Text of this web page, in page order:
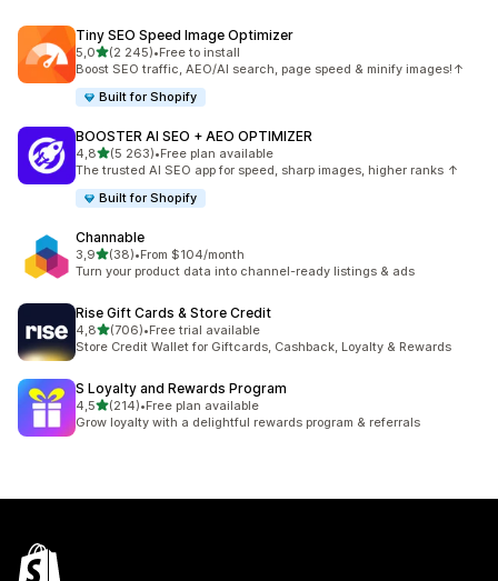
Tiny SEO Speed Image Optimizer
5,0z 5 hvězd
(2 245)
Celkový počet recenzí: 2245
•Free to install
Boost SEO traffic, AEO/AI search, page speed & minify images!↑
Built for Shopify
BOOSTER AI SEO + AEO OPTIMIZER
4,8z 5 hvězd
(5 263)
Celkový počet recenzí: 5263
•Free plan available
The trusted AI SEO app for speed, sharp images, higher ranks ↑
Built for Shopify
Channable
3,9z 5 hvězd
(38)
Celkový počet recenzí: 38
•From $104/month
Turn your product data into channel-ready listings & ads
Rise Gift Cards & Store Credit
4,8z 5 hvězd
(706)
Celkový počet recenzí: 706
•Free trial available
Store Credit Wallet for Giftcards, Cashback, Loyalty & Rewards
S Loyalty and Rewards Program
4,5z 5 hvězd
(214)
Celkový počet recenzí: 214
•Free plan available
Grow loyalty with a delightful rewards program & referrals